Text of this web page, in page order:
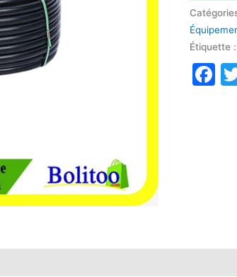
1,6Iph
x
0,3m
400m
Étiquette